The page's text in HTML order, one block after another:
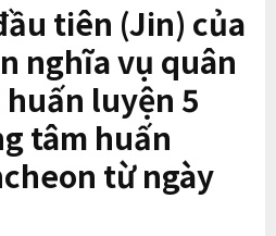
tiên (Jin) của
nghĩa vụ quân
luyện 5
tâm huấn
từ ngày